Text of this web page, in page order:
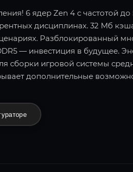
6 ядер Zen 4 с частотой до
дисциплинах. 32 Мб
Разблокированный
— инвестиция в будущее.
игровой системы
дополнительные